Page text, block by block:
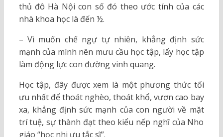
thủ đô Hà Nội con số đó theo ước tính của các
nhà khoa học là đến ½.
– Vì muốn chế ngự tự nhiên, khẳng định sức
mạnh của mình nên mưu cầu học tập, lấy học tập
làm động lực con đường vinh quang.
Học tập, đây được xem là một phương thức tối
ưu nhất để thoát nghèo, thoát khổ, vươn cao bay
xa, khẳng định sức mạnh của con người về mặt
trí tuệ, sự thành đạt theo kiểu nếp nghĩ của Nho
giáo “học nhi ưu tắc sĩ”.